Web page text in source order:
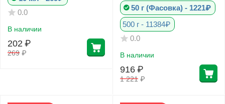
0.0
В наличии
269 ₽
202 ₽
50 г (Фасовка) - 1221₽
500 г - 11384₽
0.0
В наличии
1 221 ₽
916 ₽